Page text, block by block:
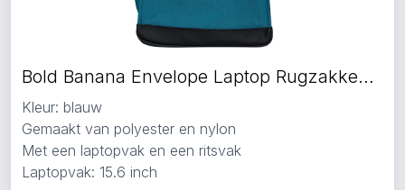
Bold Banana Envelope Laptop Rugzakken blauw
Kleur: blauw
Gemaakt van polyester en nylon
Met een laptopvak en een ritsvak
Laptopvak: 15.6 inch